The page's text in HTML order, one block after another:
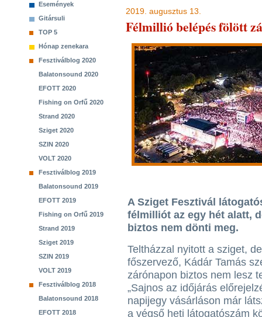
Események
Gitársuli
TOP 5
Hónap zenekara
Fesztiválblog 2020
Balatonsound 2020
EFOTT 2020
Fishing on Orfű 2020
Strand 2020
Sziget 2020
SZIN 2020
VOLT 2020
Fesztiválblog 2019
Balatonsound 2019
EFOTT 2019
Fishing on Orfű 2019
Strand 2019
Sziget 2019
SZIN 2019
VOLT 2019
Fesztiválblog 2018
Balatonsound 2018
EFOTT 2018
2019. augusztus 13.
Félmillió belépés fölött
A Sziget Fesztivál
félmilliót az egy hét alatt,
biztos nem dönti meg.
Teltházzal nyitott a sziget,
főszervező, Kádár Tamás
zárónapon biztos nem lesz
„Sajnos az időjárás
napijegy vásárláson már
a végső heti látogatószám